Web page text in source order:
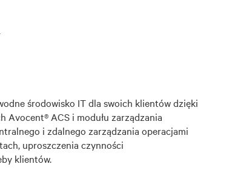
środowisko IT dla swoich klientów dzięki
Avocent® ACS i modułu zarządzania
i zdalnego zarządzania operacjami
uproszczenia czynności
klientów.